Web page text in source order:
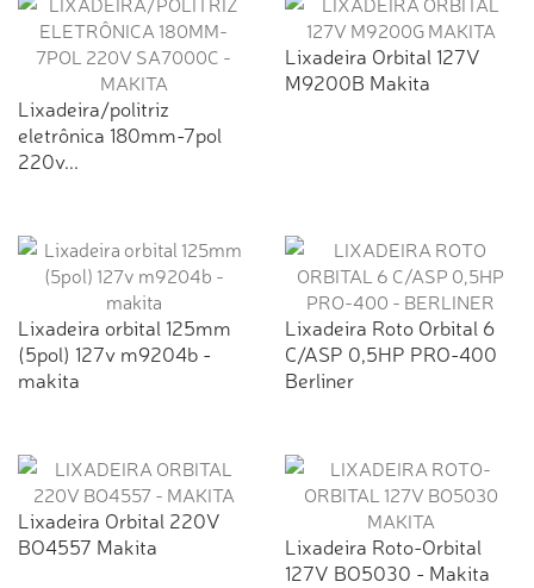
Lixadeira/politriz
eletrônica 180mm-7pol
220v...
Lixadeira Orbital 127V
M9200B Makita
Lixadeira orbital 125mm
(5pol) 127v m9204b -
makita
Lixadeira Roto Orbital 6
C/ASP 0,5HP PRO-400
Berliner
Lixadeira Orbital 220V
BO4557 Makita
Lixadeira Roto-Orbital
127V BO5030 - Makita